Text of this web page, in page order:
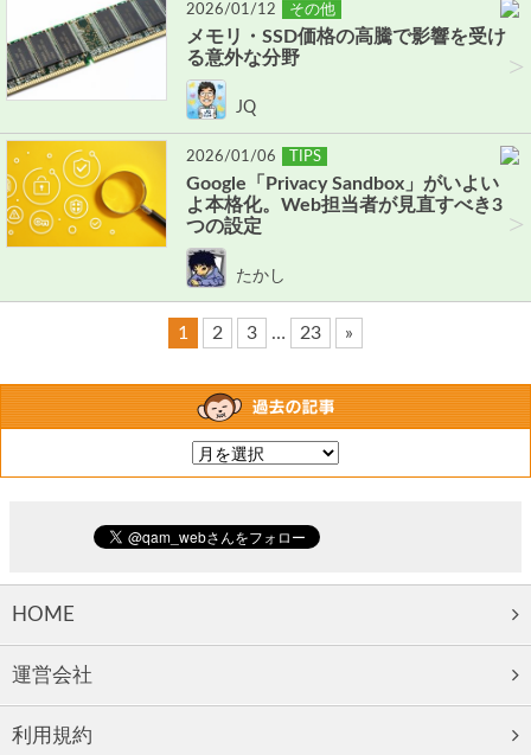
>
2026/01/12 その他
メモリ・SSD価格の高騰で影響を受け
る意外な分野
JQ
>
2026/01/06 TIPS
Google「Privacy Sandbox」がいよい
よ本格化。Web担当者が見直すべき3
つの設定
たかし
1 2 3 … 23 »
HOME
運営会社
利用規約